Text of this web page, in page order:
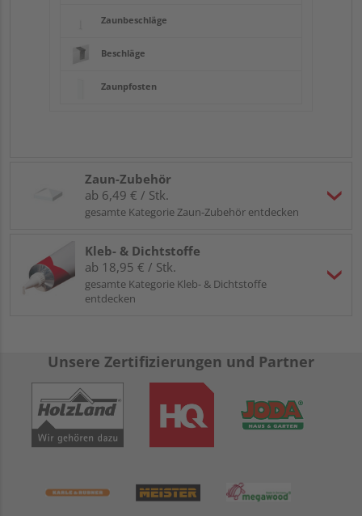
Zaunbeschläge
Beschläge
Zaunpfosten
Zaun-Zubehör
ab 6,49 € / Stk.
gesamte Kategorie Zaun-Zubehör entdecken
Kleb- & Dichtstoffe
ab 18,95 € / Stk.
gesamte Kategorie Kleb- & Dichtstoffe
entdecken
Unsere Zertifizierungen und Partner